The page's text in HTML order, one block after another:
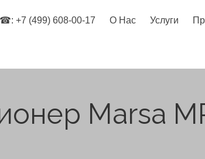
☎: +7 (499) 608-00-17 О Нас Услуги
Marsa